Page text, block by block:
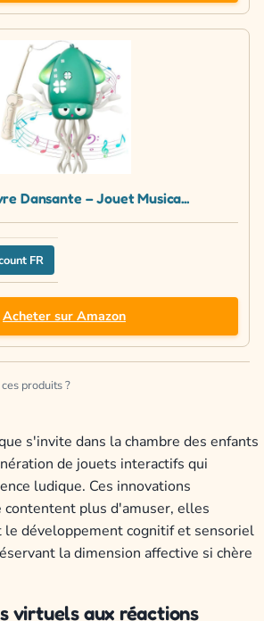
Dansante – Jouet Musica...
FR
Acheter sur Amazon
produits ?
s'invite dans la chambre des enfants
de jouets interactifs qui
ludique. Ces innovations
contentent plus d'amuser, elles
développement cognitif et sensoriel
la dimension affective si chère
virtuels aux réactions